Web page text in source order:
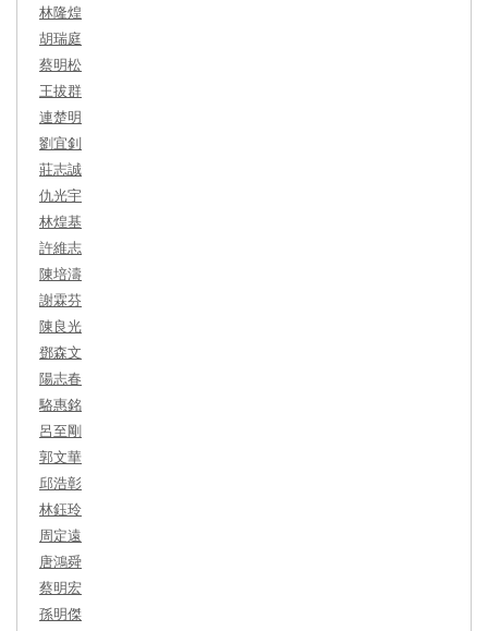
林隆煌
胡瑞庭
蔡明松
王拔群
連楚明
劉宜釗
莊志誠
仇光宇
林煌基
許維志
陳培濤
謝霖芬
陳良光
鄧森文
陽志春
駱惠銘
呂至剛
郭文華
邱浩彰
林鈺玲
周定遠
唐鴻舜
蔡明宏
孫明傑